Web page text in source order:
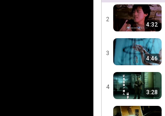
2
4:32
3
4:46
4
3:28